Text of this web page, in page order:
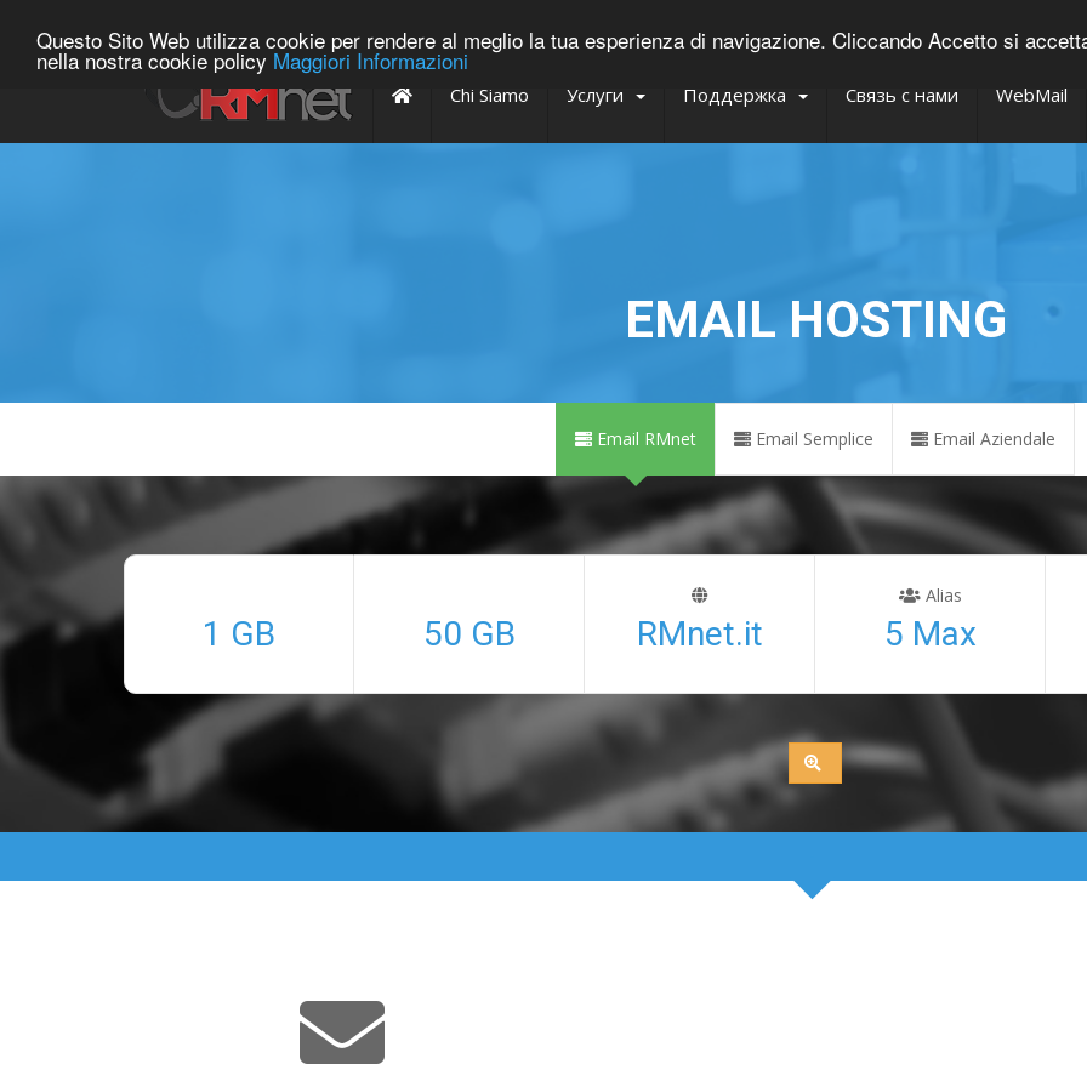
Questo Sito Web utilizza cookie per rendere al meglio la tua esperienza di navigazione. Cliccando Accetto si
nella nostra cookie policy Maggiori Informazioni
Chi Siamo Услуги Поддержка Связь с нами WebMail
EMAIL HOSTING
Email RMnet Email Semplice Email Aziendale
1 GB 50 GB RMnet.it
Alias
5 Max